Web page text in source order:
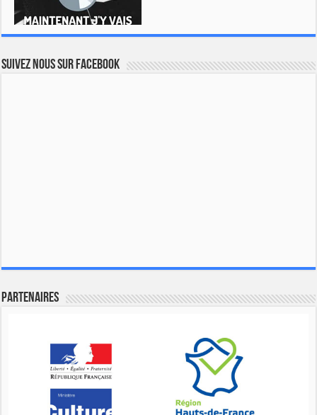
Suivez nous sur Facebook
Partenaires